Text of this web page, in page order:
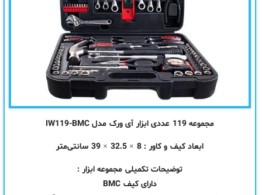
مجموعه 119 عددی ابزار آی ورک مدل IW119-BMC
ابعاد کیف و کاور : 8 × 32.5 × 39 سانتی‌متر
توضیحات تکمیلی مجموعه ابزار :
دارای کیف BMC